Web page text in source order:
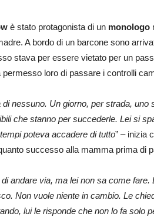
è stato protagonista di un monologo
A bordo di un barcone sono
stava per essere vietato per un
loro di passare i controlli
di nessuno. Un giorno, per strada,
che stanno per succederle. Lei si
poteva accadere di tutto” – inizia
successo alla mamma prima di
andare via, ma lei non sa come
Non vuole niente in cambio. Le
lui le risponde che non lo fa solo